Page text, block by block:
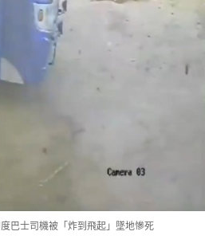
巴士司機被「炸到飛起」墜地慘死